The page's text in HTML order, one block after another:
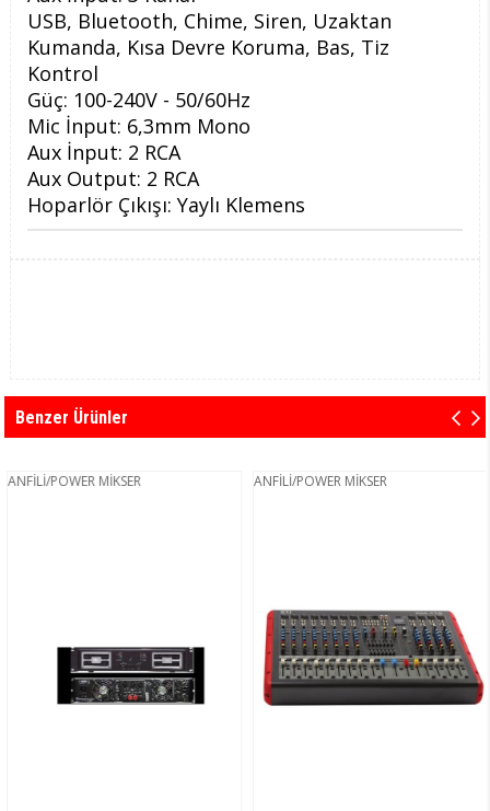
USB, Bluetooth, Chime, Siren, Uzaktan
Kumanda, Kısa Devre Koruma, Bas, Tiz
Kontrol
Güç: 100-240V - 50/60Hz
Mic İnput: 6,3mm Mono
Aux İnput: 2 RCA
Aux Output: 2 RCA
Hoparlör Çıkışı: Yaylı Klemens
Benzer Ürünler
ANFİLİ/POWER MİKSER ANFİLİ/POWER MİKSER